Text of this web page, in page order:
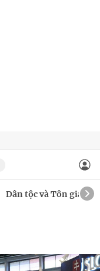
Dân tộc và Tôn giáo